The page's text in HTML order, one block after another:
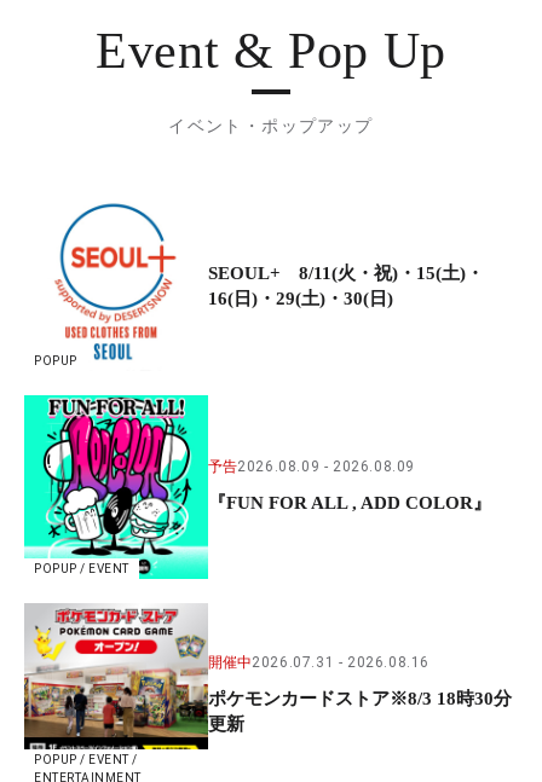
Event & Pop Up
イベント・ポップアップ
POPUP
SEOUL+ 8/11(火・祝)・15(土)・
16(日)・29(土)・30(日)
POPUP / EVENT
予告2026.08.09 2026.08.09
『FUN FOR ALL , ADD COLOR』
POPUP / EVENT /
ENTERTAINMENT
開催中2026.07.31 2026.08.16
ポケモンカードストア※8/3 18時30分
更新